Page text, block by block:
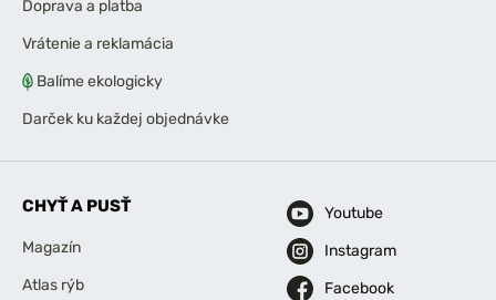
Doprava a platba
Vrátenie a reklamácia
Balíme ekologicky
Darček ku každej objednávke
CHYŤ A PUSŤ
Magazín
Atlas rýb
Youtube
Instagram
Facebook